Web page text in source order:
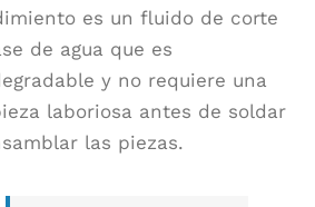
es un fluido de corte
de agua que es
y no requiere una
laboriosa antes de soldar
las piezas.